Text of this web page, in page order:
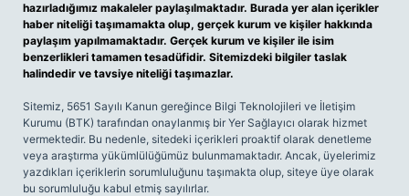
hazırladığımız makaleler paylaşılmaktadır. Burada yer alan içerikler
haber niteliği taşımamakta olup, gerçek kurum ve kişiler hakkında
paylaşım yapılmamaktadır. Gerçek kurum ve kişiler ile isim
benzerlikleri tamamen tesadüfidir. Sitemizdeki bilgiler taslak
halindedir ve tavsiye niteliği taşımazlar.
Sitemiz, 5651 Sayılı Kanun gereğince Bilgi Teknolojileri ve İletişim
Kurumu (BTK) tarafından onaylanmış bir Yer Sağlayıcı olarak hizmet
vermektedir. Bu nedenle, sitedeki içerikleri proaktif olarak denetleme
veya araştırma yükümlülüğümüz bulunmamaktadır. Ancak, üyelerimiz
yazdıkları içeriklerin sorumluluğunu taşımakta olup, siteye üye olarak
bu sorumluluğu kabul etmiş sayılırlar.